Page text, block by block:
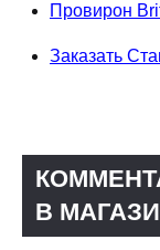
Провирон
Заказать
В